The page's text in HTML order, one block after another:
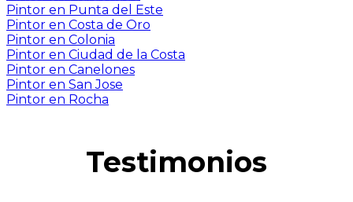
Pintor en Punta del Este
Pintor en Costa de Oro
Pintor en Colonia
Pintor en Ciudad de la Costa
Pintor en Canelones
Pintor en San Jose
Pintor en Rocha
Testimonios